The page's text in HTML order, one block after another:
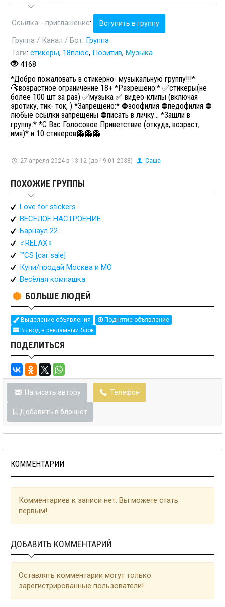
Ссылка - приглашение: Вступить в группу
Группа / Канал / Бот: Группа
Тэги: стикеры, 18плюс, Позитив, Музыка
4168
*Добро пожаловать в стикерно- музыкальную группу!!!*
🔞возрастное ограничение 18+ *Разрешено:* ✅стикеры(не
более 100 шт за раз) ✅музыка ✅ видео-клипы (включая
эротику, тик- ток, ) *Запрещено:* ⛔зоофилия ⛔педофилия ⛔
любые ссылки запрещены ⛔писать в личку... *Зашли в
группу:* *С Вас Голосовое Приветствие (откуда, возраст,
имя)* и 10 стикеров👻👻👻
27 апреля 2024 в 13:12 (до 19.01.2038) Саша
ПОХОЖИЕ ГРУППЫ
Love for stickers
ВЕСЕЛОЕ НАСТРОЕНИЕ
Барнаул 22
♂️RELAX♀️
™️CS [car sale]
Купи/продай Москва и МО
Весёлая компашка
БОЛЬШЕ ЛЮДЕЙ
Выделение объявления
Поднятие объявление
Вывод в рекламный блок
ПОДЕЛИТЬСЯ
Написать автору Телефон
Добавить в блокнот
КОММЕНТАРИИ
Комментариев к записи нет. Вы можете стать
первым!
ДОБАВИТЬ КОММЕНТАРИЙ
Оставлять комментарии могут только
зарегистрированные пользователи!